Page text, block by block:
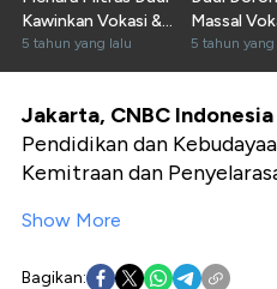
Kawinkan Vokasi &
Industri
5 tahun yang lalu
Massal
Industri
5 tahun yang
Jakarta, CNBC Indonesia
Pendidikan dan
Kemitraan dan
Show More
Bagikan: